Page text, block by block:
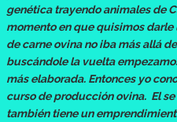
genética trayendo animales de
momento en que quisimos darle
de carne ovina no iba más allá
buscándole la vuelta
más elaborada. Entonces yo
curso de producción ovina. El
también tiene un